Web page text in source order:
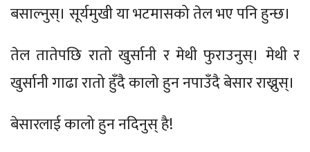
बसाल्नुस्। सूर्यमुखी या भटमासको तेल भए पनि हुन्छ।
तेल तातेपछि रातो खुर्सानी र मेथी फुराउनुस्। मेथी र
खुर्सानी गाढा रातो हुँदै कालो हुन नपाउँदै बेसार राख्नुस्।
बेसारलाई कालो हुन नदिनुस् है!